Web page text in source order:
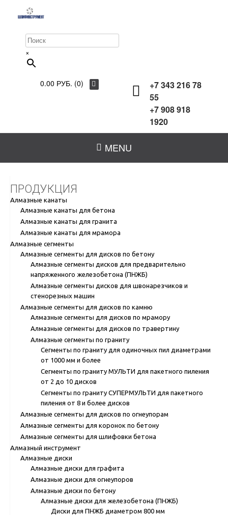
×
+7 343 216 78
55
+7 908 918
1920
0.00 РУБ. (0)
MENU
ПРОДУКЦИЯ
Алмазные канаты
Алмазные канаты для бетона
Алмазные канаты для гранита
Алмазные канаты для мрамора
Алмазные сегменты
Алмазные сегменты для дисков по бетону
Алмазные сегменты дисков для предварительно
напряженного железобетона (ПНЖБ)
Алмазные сегменты дисков для швонарезчиков и
стенорезных машин
Алмазные сегменты для дисков по камню
Алмазные сегменты для дисков по мрамору
Алмазные сегменты для дисков по травертину
Алмазные сегменты по граниту
Сегменты по граниту для одиночных пил диаметрами
от 1000 мм и более
Сегменты по граниту МУЛЬТИ для пакетного пиления
от 2 до 10 дисков
Сегменты по граниту СУПЕРМУЛЬТИ для пакетного
пиления от 8 и более дисков
Алмазные сегменты для дисков по огнеупорам
Алмазные сегменты для коронок по бетону
Алмазные сегменты для шлифовки бетона
Алмазный инструмент
Алмазные диски
Алмазные диски для графита
Алмазные диски для огнеупоров
Алмазные диски по бетону
Алмазные диски для железобетона (ПНЖБ)
Диски для ПНЖБ диаметром 800 мм